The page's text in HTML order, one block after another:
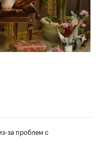
за проблем с